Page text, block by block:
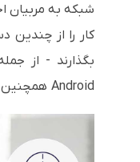
شبکه به مربیان
کار را از چندین
Android همچنین دارای اتصال دوگانه HDMI است.